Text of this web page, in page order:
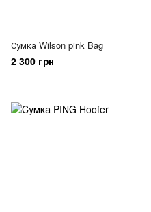
Сумка Wilson pink Bag
2 300 грн